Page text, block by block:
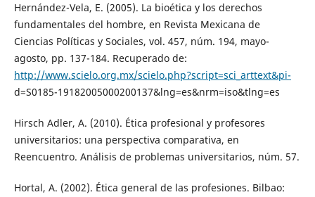
Hernández-Vela, E. (2005). La bioética y los derechos
fundamentales del hombre, en Revista Mexicana de
Ciencias Políticas y Sociales, vol. 457, núm. 194, mayo-
agosto, pp. 137-184. Recuperado de:
http://www.scielo.org.mx/scielo.php?script=sci_arttext&pi-
d=S0185-19182005000200137&lng=es&nrm=iso&tlng=es
Hirsch Adler, A. (2010). Ética profesional y profesores
universitarios: una perspectiva comparativa, en
Reencuentro. Análisis de problemas universitarios, núm. 57.
Hortal, A. (2002). Ética general de las profesiones. Bilbao: